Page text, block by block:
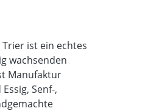
ist ein echtes
wachsenden
Manufaktur
Senf-,